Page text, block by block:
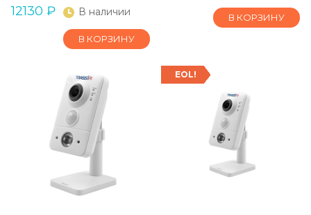
12130 ₽ В наличии
В КОРЗИНУ
В КОРЗИНУ
EOL!